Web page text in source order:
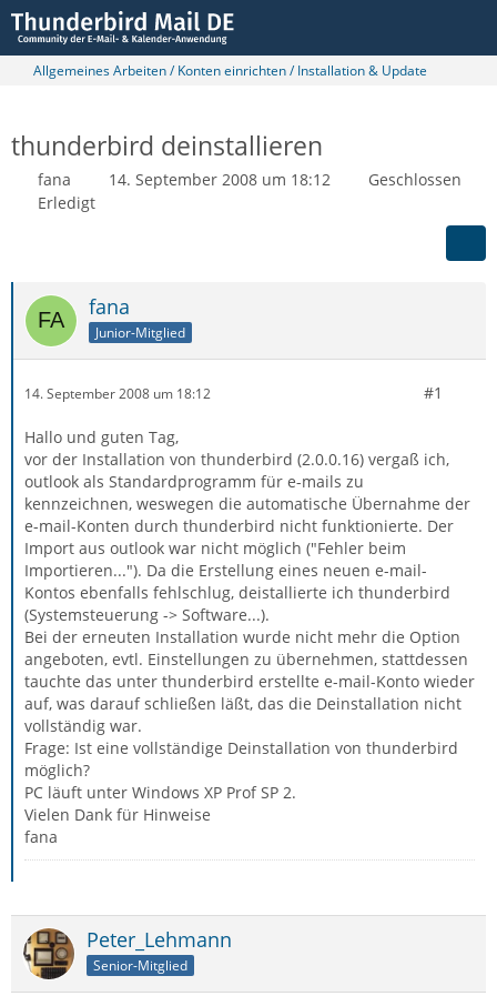
Allgemeines Arbeiten / Konten einrichten / Installation & Update
thunderbird deinstallieren
fana 14. September 2008 um 18:12
Geschlossen
Erledigt
fana
Junior-Mitglied
14. September 2008 um 18:12 #1
Hallo und guten Tag,
vor der Installation von thunderbird (2.0.0.16) vergaß ich,
outlook als Standardprogramm für e-mails zu
kennzeichnen, weswegen die automatische Übernahme der
e-mail-Konten durch thunderbird nicht funktionierte. Der
Import aus outlook war nicht möglich ("Fehler beim
Importieren..."). Da die Erstellung eines neuen e-mail-
Kontos ebenfalls fehlschlug, deistallierte ich thunderbird
(Systemsteuerung -> Software...).
Bei der erneuten Installation wurde nicht mehr die Option
angeboten, evtl. Einstellungen zu übernehmen, stattdessen
tauchte das unter thunderbird erstellte e-mail-Konto wieder
auf, was darauf schließen läßt, das die Deinstallation nicht
vollständig war.
Frage: Ist eine vollständige Deinstallation von thunderbird
möglich?
PC läuft unter Windows XP Prof SP 2.
Vielen Dank für Hinweise
fana
Peter_Lehmann
Senior-Mitglied